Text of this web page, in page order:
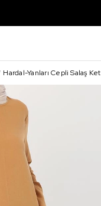
Hardal-Yanları Cepli Salaş